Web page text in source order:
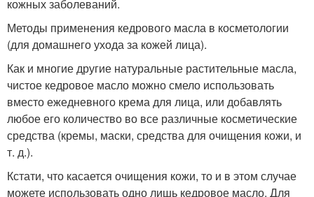
кожных заболеваний.
Методы применения кедрового масла в косметологии
(для домашнего ухода за кожей лица).
Как и многие другие натуральные растительные масла,
чистое кедровое масло можно смело использовать
вместо ежедневного крема для лица, или добавлять
любое его количество во все различные косметические
средства (кремы, маски, средства для очищения кожи, и
т. д.).
Кстати, что касается очищения кожи, то и в этом случае
можете использовать одно лишь кедровое масло. Для